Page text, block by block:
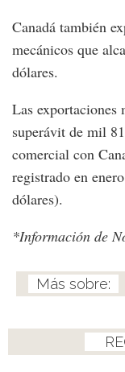
Canadá también
mecánicos que
dólares.
Las exportaciones
superávit de mil
comercial con
registrado en
dólares).
*Información de